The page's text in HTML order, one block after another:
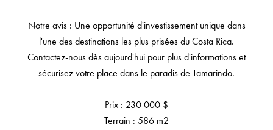
Notre avis : Une opportunité d'investissement unique dans
l'une des destinations les plus prisées du Costa Rica.
Contactez-nous dès aujourd'hui pour plus d'informations et
sécurisez votre place dans le paradis de Tamarindo.
Prix : 230 000 $
Terrain : 586 m2